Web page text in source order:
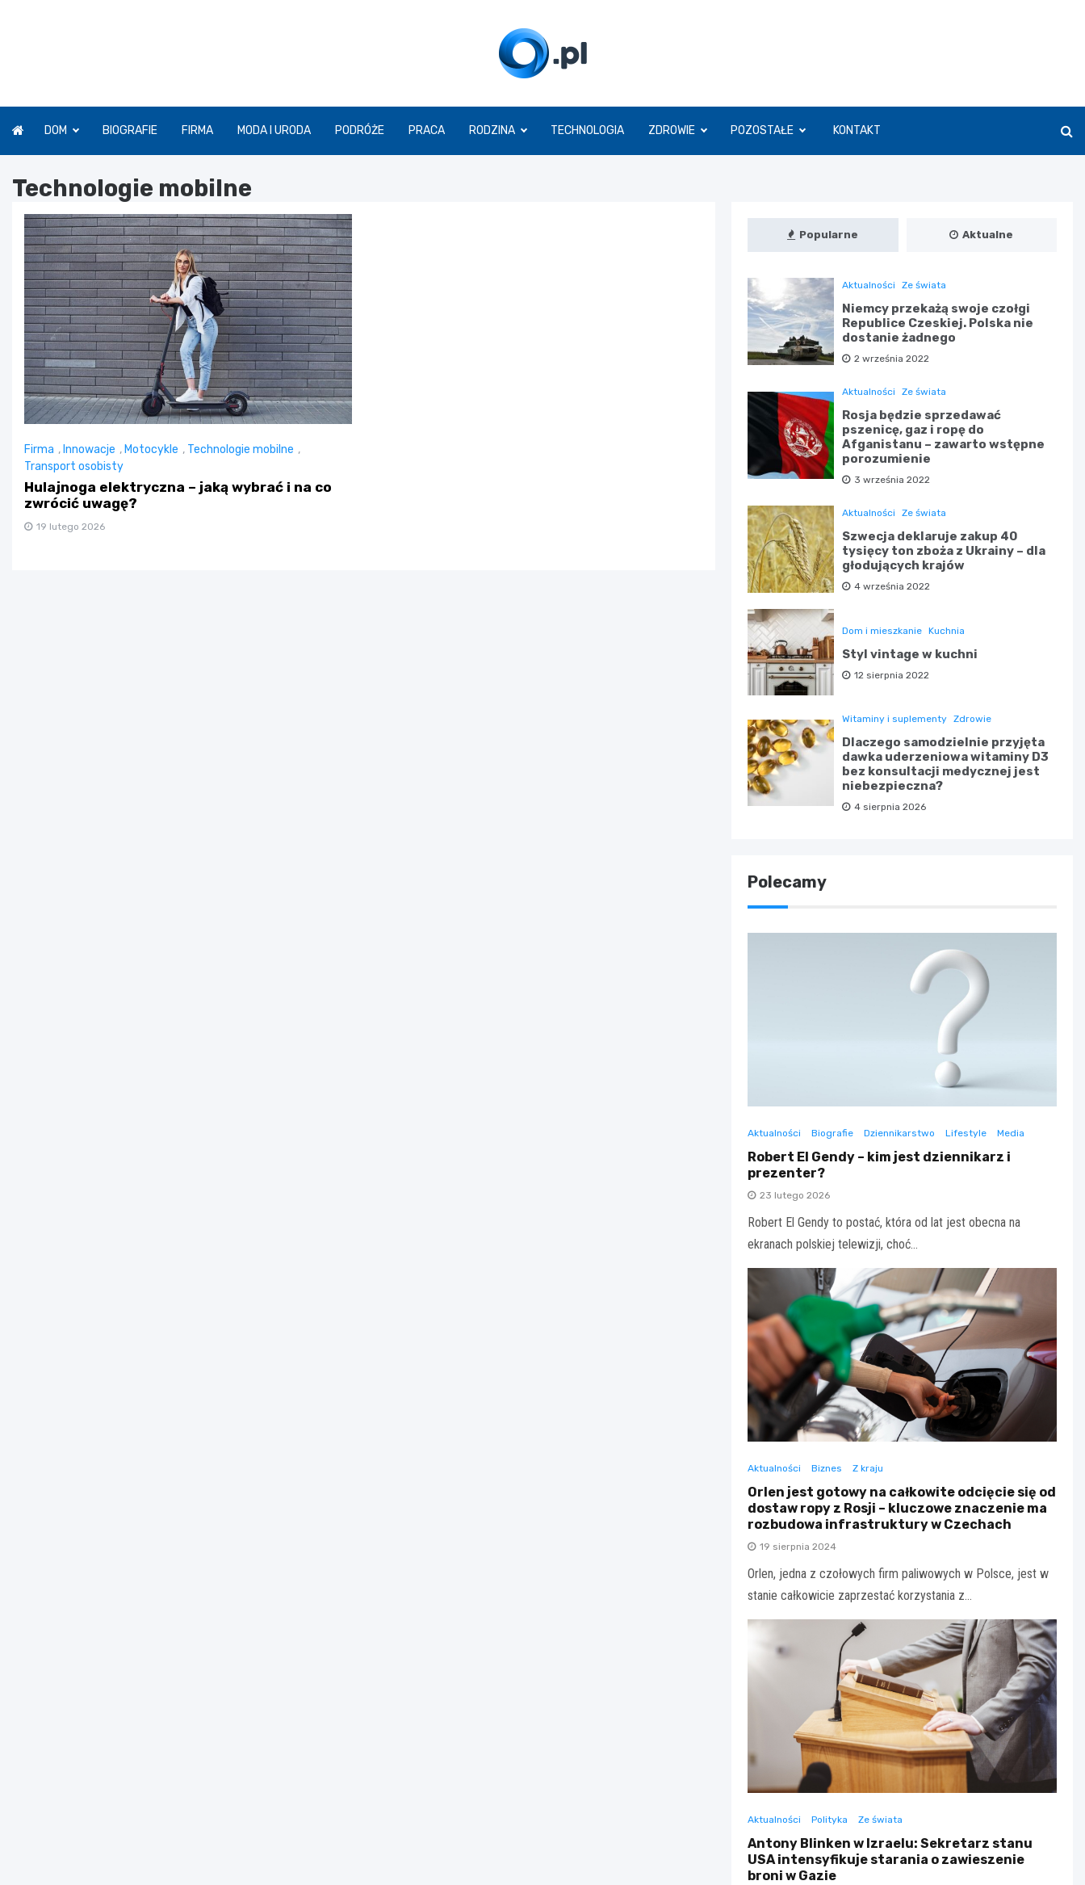
O.pl
DOM BIOGRAFIE FIRMA MODA I URODA PODRÓŻE PRACA RODZINA TECHNOLOGIA ZDROWIE POZOSTAŁE KONTAKT
Technologie mobilne
Firma , Innowacje , Motocykle , Technologie mobilne ,
Transport osobisty
Hulajnoga elektryczna – jaką wybrać i na co
zwrócić uwagę?
19 lutego 2026
Popularne Aktualne
Aktualności Ze świata
Niemcy przekażą swoje czołgi
Republice Czeskiej. Polska nie
dostanie żadnego
2 września 2022
Aktualności Ze świata
Rosja będzie sprzedawać
pszenicę, gaz i ropę do
Afganistanu – zawarto wstępne
porozumienie
3 września 2022
Aktualności Ze świata
Szwecja deklaruje zakup 40
tysięcy ton zboża z Ukrainy – dla
głodujących krajów
4 września 2022
Dom i mieszkanie Kuchnia
Styl vintage w kuchni
12 sierpnia 2022
Witaminy i suplementy Zdrowie
Dlaczego samodzielnie przyjęta
dawka uderzeniowa witaminy D3
bez konsultacji medycznej jest
niebezpieczna?
4 sierpnia 2026
Polecamy
Aktualności Biografie Dziennikarstwo Lifestyle Media
Robert El Gendy – kim jest dziennikarz i
prezenter?
23 lutego 2026
Robert El Gendy to postać, która od lat jest obecna na
ekranach polskiej telewizji, choć…
Aktualności Biznes Z kraju
Orlen jest gotowy na całkowite odcięcie się od
dostaw ropy z Rosji – kluczowe znaczenie ma
rozbudowa infrastruktury w Czechach
19 sierpnia 2024
Orlen, jedna z czołowych firm paliwowych w Polsce, jest w
stanie całkowicie zaprzestać korzystania z…
Aktualności Polityka Ze świata
Antony Blinken w Izraelu: Sekretarz stanu
USA intensyfikuje starania o zawieszenie
broni w Gazie